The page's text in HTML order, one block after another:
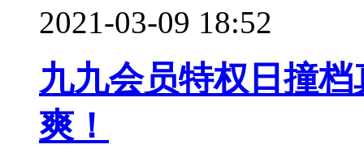
2021-03-09 18:52
九九会员特权日撞
爽！